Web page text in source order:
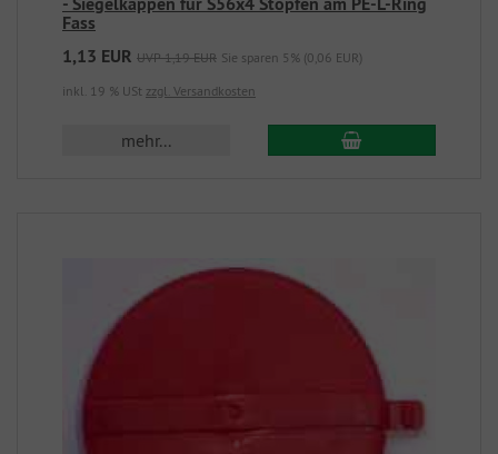
Fass
1,13 EUR UVP 1,19 EUR Sie sparen 5% (0,06 EUR)
inkl. 19 % USt zzgl. Versandkosten
mehr...